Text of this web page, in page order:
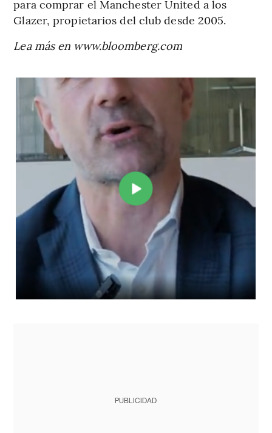
para comprar el Manchester United a los
Glazer, propietarios del club desde 2005.
Lea más en www.bloomberg.com
PUBLICIDAD